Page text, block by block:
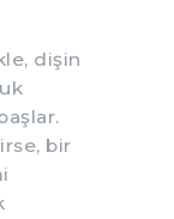
dişin
bir